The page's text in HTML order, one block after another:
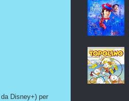
Disney+) per